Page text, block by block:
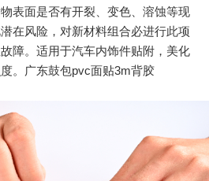
表面是否有开裂、变色、溶蚀等现
在风险，对新材料组合必进行此项
障。适用于汽车内饰件贴附，美化
。广东鼓包pvc面贴3m背胶